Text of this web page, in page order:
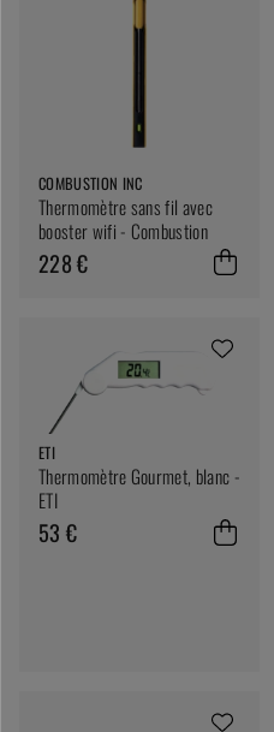
COMBUSTION INC
Thermomètre sans fil avec
booster wifi - Combustion
228 €
ETI
Thermomètre Gourmet, blanc -
ETI
53 €